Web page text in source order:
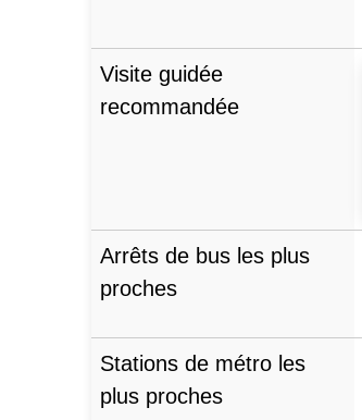
Visite guidée
recommandée
Arrêts de bus les plus
proches
Stations de métro les
plus proches